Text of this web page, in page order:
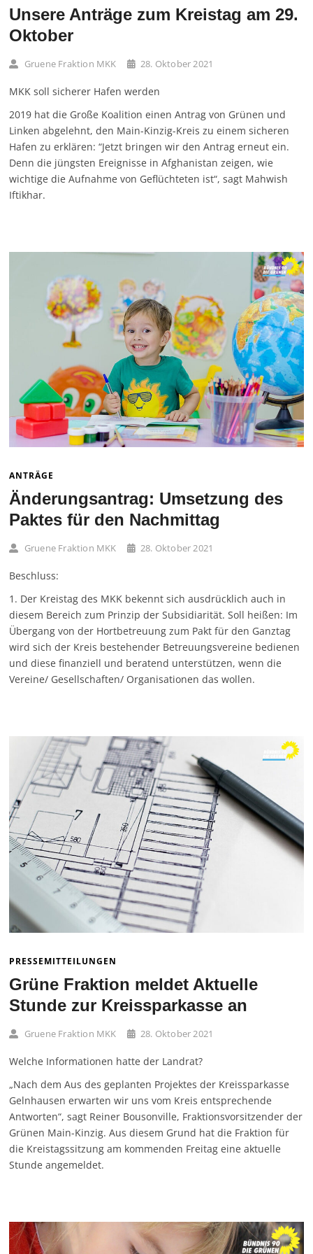
Unsere Anträge zum Kreistag am 29.
Oktober
Gruene Fraktion MKK 28. Oktober 2021
MKK soll sicherer Hafen werden
2019 hat die Große Koalition einen Antrag von Grünen und
Linken abgelehnt, den Main-Kinzig-Kreis zu einem sicheren
Hafen zu erklären: “Jetzt bringen wir den Antrag erneut ein.
Denn die jüngsten Ereignisse in Afghanistan zeigen, wie
wichtige die Aufnahme von Geflüchteten ist“, sagt Mahwish
Iftikhar.
ANTRÄGE
Änderungsantrag: Umsetzung des
Paktes für den Nachmittag
Gruene Fraktion MKK 28. Oktober 2021
Beschluss:
1. Der Kreistag des MKK bekennt sich ausdrücklich auch in
diesem Bereich zum Prinzip der Subsidiarität. Soll heißen: Im
Übergang von der Hortbetreuung zum Pakt für den Ganztag
wird sich der Kreis bestehender Betreuungsvereine bedienen
und diese finanziell und beratend unterstützen, wenn die
Vereine/ Gesellschaften/ Organisationen das wollen.
PRESSEMITTEILUNGEN
Grüne Fraktion meldet Aktuelle
Stunde zur Kreissparkasse an
Gruene Fraktion MKK 28. Oktober 2021
Welche Informationen hatte der Landrat?
„Nach dem Aus des geplanten Projektes der Kreissparkasse
Gelnhausen erwarten wir uns vom Kreis entsprechende
Antworten“, sagt Reiner Bousonville, Fraktionsvorsitzender der
Grünen Main-Kinzig. Aus diesem Grund hat die Fraktion für
die Kreistagssitzung am kommenden Freitag eine aktuelle
Stunde angemeldet.